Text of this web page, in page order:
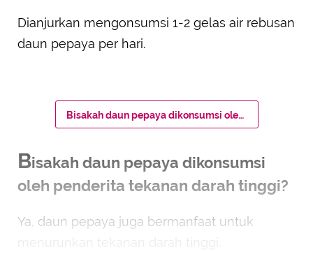
Dianjurkan mengonsumsi 1-2 gelas air rebusan
daun pepaya per hari.
Bisakah daun pepaya dikonsumsi oleh penderita tekanan darah tinggi?
Bisakah daun pepaya dikonsumsi
oleh penderita tekanan darah tinggi?
Ya, daun pepaya juga bermanfaat untuk